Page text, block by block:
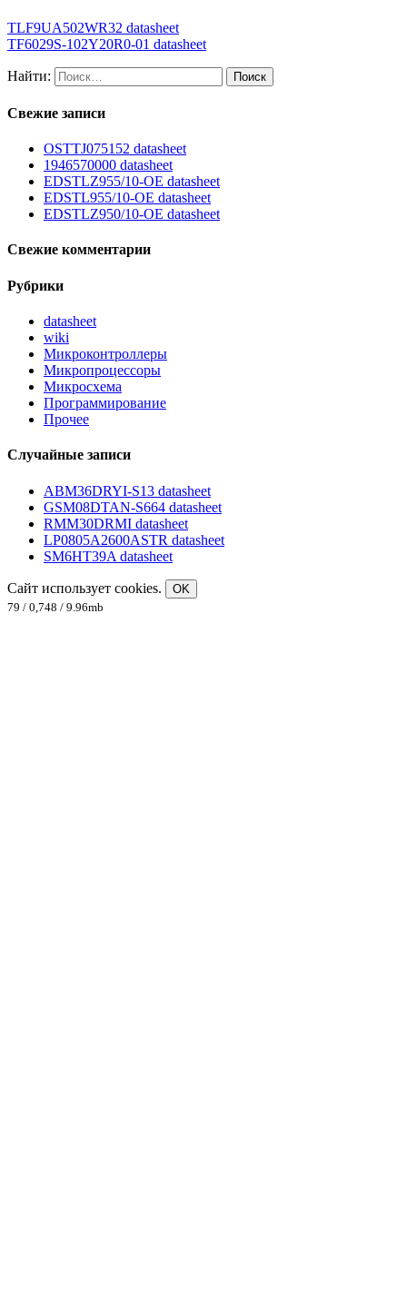
TLF9UA502WR32 datasheet
TF6029S-102Y20R0-01 datasheet
Найти:
Свежие записи
OSTTJ075152 datasheet
1946570000 datasheet
EDSTLZ955/10-OE datasheet
EDSTL955/10-OE datasheet
EDSTLZ950/10-OE datasheet
Свежие комментарии
Рубрики
datasheet
wiki
Микроконтроллеры
Микропроцессоры
Микросхема
Программирование
Прочее
Случайные записи
ABM36DRYI-S13 datasheet
GSM08DTAN-S664 datasheet
RMM30DRMI datasheet
LP0805A2600ASTR datasheet
SM6HT39A datasheet
Сайт использует cookies.
OK
79 / 0,748 / 9.96mb